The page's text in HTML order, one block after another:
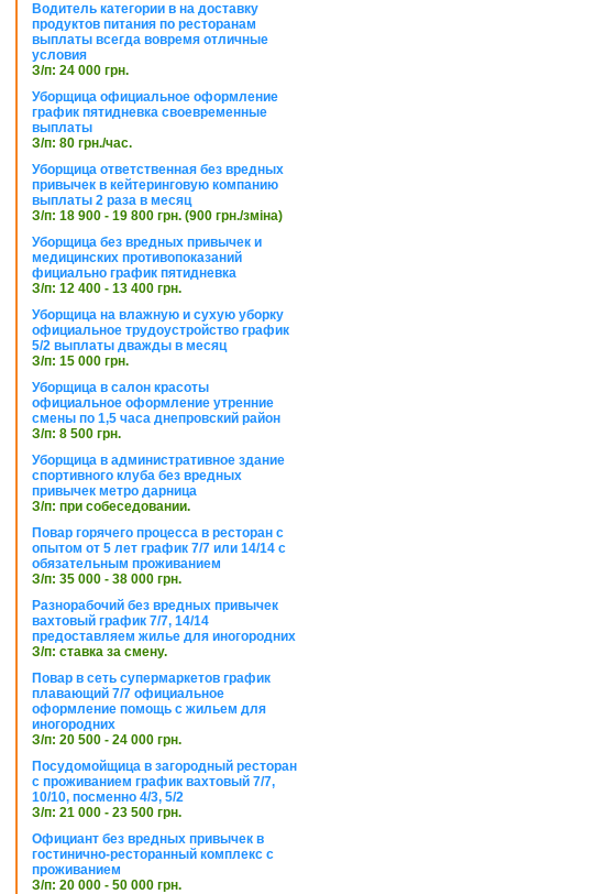
Водитель категории в на доставку
продуктов питания по ресторанам
выплаты всегда вовремя отличные
условия
З/п: 24 000 грн.
Уборщица официальное оформление
график пятидневка своевременные
выплаты
З/п: 80 грн./час.
Уборщица ответственная без вредных
привычек в кейтеринговую компанию
выплаты 2 раза в месяц
З/п: 18 900 - 19 800 грн. (900 грн./зміна)
Уборщица без вредных привычек и
медицинских противопоказаний
фициально график пятидневка
З/п: 12 400 - 13 400 грн.
Уборщица на влажную и сухую уборку
официальное трудоустройство график
5/2 выплаты дважды в месяц
З/п: 15 000 грн.
Уборщица в салон красоты
официальное оформление утренние
смены по 1,5 часа днепровский район
З/п: 8 500 грн.
Уборщица в административное здание
спортивного клуба без вредных
привычек метро дарница
З/п: при собеседовании.
Повар горячего процесса в ресторан с
опытом от 5 лет график 7/7 или 14/14 с
обязательным проживанием
З/п: 35 000 - 38 000 грн.
Разнорабочий без вредных привычек
вахтовый график 7/7, 14/14
предоставляем жилье для иногородних
З/п: ставка за смену.
Повар в сеть супермаркетов график
плавающий 7/7 официальное
оформление помощь с жильем для
иногородних
З/п: 20 500 - 24 000 грн.
Посудомойщица в загородный ресторан
с проживанием график вахтовый 7/7,
10/10, посменно 4/3, 5/2
З/п: 21 000 - 23 500 грн.
Официант без вредных привычек в
гостинично-ресторанный комплекс с
проживанием
З/п: 20 000 - 50 000 грн.